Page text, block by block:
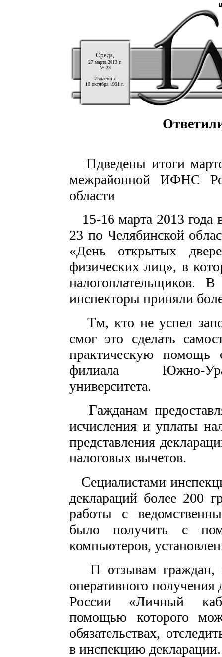
Среда,
27 марта 2013 г.
№ 23
Издается с
10 октября 1991 г.
Пдведены итоги
межрайонной ИФНС
области
15-16 марта 2013
23 по Челябинской
«День открытых
физических лиц», в
налогоплательщиков.
инспекторы приняли
Тм, кто не успел
смог это сделать
практическую помощь
филиала Южно-
университета.
Гажданам
исчисления и уплаты
представления
налоговых вычетов.
Сециалистами
деклараций более 200
работы с
было получить с
компьютеров,
П отзывам
оперативного
России «Личный
помощью которого
обязательствах,
в инспекцию декларации.